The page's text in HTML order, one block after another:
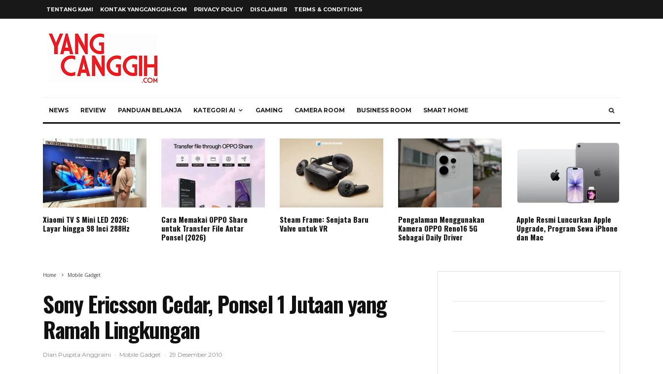
TENTANG KAMI KONTAK YANGCANGGIH.COM PRIVACY POLICY DISCLAIMER TERMS & CONDITIONS
NEWS REVIEW PANDUAN BELANJA KATEGORI AI GAMING CAMERA ROOM BUSINESS ROOM SMART HOME
Xiaomi TV S Mini LED 2026:
Layar hingga 98 Inci 288Hz
Cara Memakai OPPO Share
untuk Transfer File Antar
Ponsel (2026)
Steam Frame: Senjata Baru
Valve untuk VR
Pengalaman Menggunakan
Kamera OPPO Reno16 5G
Sebagai Daily Driver
Apple Resmi Luncurkan Apple
Upgrade, Program Sewa iPhone
dan Mac
Home Mobile Gadget
Sony Ericsson Cedar, Ponsel 1 Jutaan yang
Ramah Lingkungan
Dian Puspita Anggraini · Mobile Gadget · 29 Desember 2010